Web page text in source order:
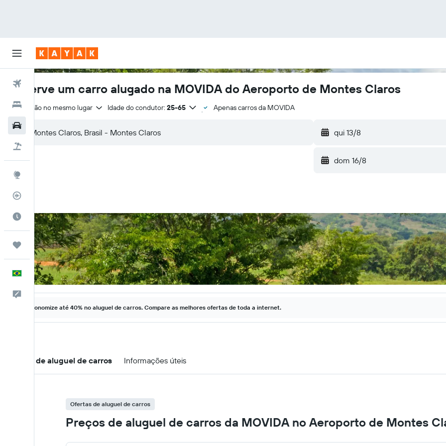
Hotéis
Quando ir
Trips
Português
Comentários
Reserve um carro alugado na MOVIDA do Aeroporto de Montes Claros
Devolução no mesmo lugar Idade do condutor: 25-65 Apenas carros da MOVIDA
qui 13/8
dom 16/8
Economize até 40% no aluguel de carros. Compare as melhores ofertas de toda a internet.
Ofertas de aluguel de carros Informações úteis
Ofertas de aluguel de carros
Preços de aluguel de carros da MOVIDA no Aeroporto de Montes